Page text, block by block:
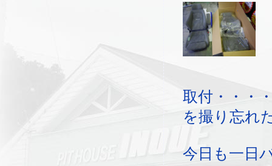
取付・・・
を撮り忘れ
今日も一日